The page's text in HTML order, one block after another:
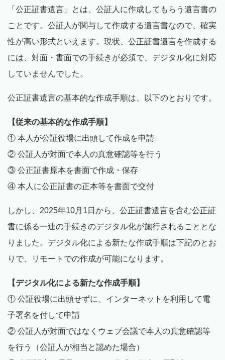
「公正証書遺言」とは、公証人に作成してもらう遺言書の
ことです。公証人が関与して作成する遺言書なので、確実
性が高い形式といえます。現状、公正証書遺言を作成する
には、対面・書面での手続きが必須で、デジタル化に対応
していませんでした。
公正証書遺言の基本的な作成手順は、以下のとおりです。
【従来の基本的な作成手順】
① 本人が公証役場に出頭して作成を申請
② 公証人が対面で本人の真意確認等を行う
③ 公正証書原本を書面で作成・保存
④ 本人に公正証書の正本等を書面で交付
しかし、2025年10月1日から、公正証書遺言を含む公正証
書に係る一連の手続きのデジタル化が施行されることとな
りました。デジタル化による新たな作成手順は下記のとお
りで、リモートでの作成が可能になります。
【デジタル化による新たな作成手順】
① 公証役場に出頭せずに、インターネットを利用して電
子署名を付して申請
② 公証人が対面ではなくウェブ会議で本人の真意確認等
を行う（公証人が相当と認めた場合）